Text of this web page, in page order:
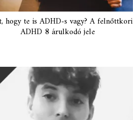
hogy te is ADHD-s vagy? A felnőttkori
ADHD 8 árulkodó jele